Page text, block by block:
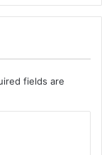
fields are